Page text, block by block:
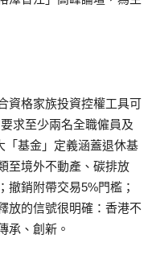
資格家族投資控權工具可
求至少兩名全職僱員及
「基金」定義涵蓋退休基
至境外不動產、碳排放
撤銷附帶交易5%門檻；
放的信號很明確：香港不
承、創新。